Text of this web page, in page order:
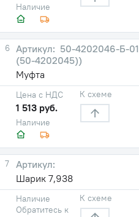
Наличие
6
50-4202046-Б-
(50-4202045))
Муфта
Наличие
Цена с НДС
1 513 руб.
К схеме
7
Шарик 7,938
Наличие
Обратитесь к
К схеме